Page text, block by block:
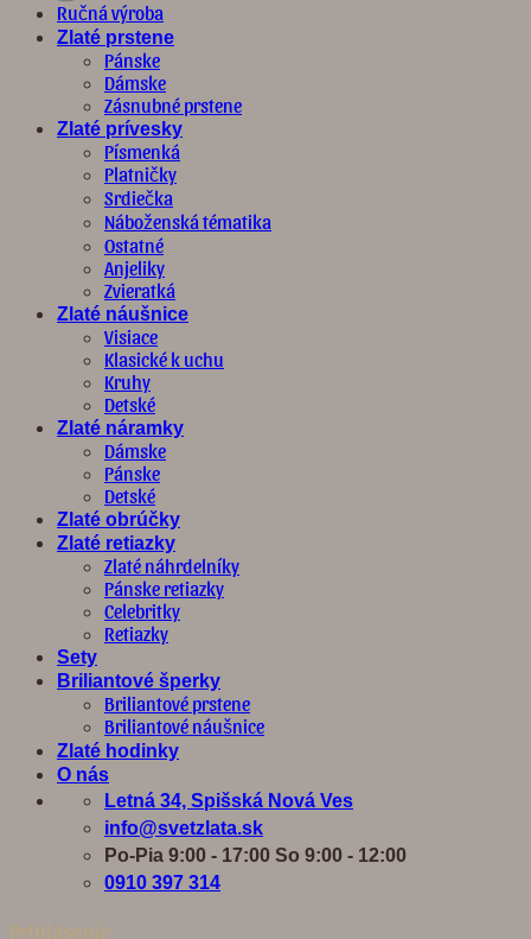
Ručná výroba
Zlaté prstene
Pánske
Dámske
Zásnubné prstene
Zlaté prívesky
Písmenká
Platničky
Srdiečka
Náboženská tématika
Ostatné
Anjeliky
Zvieratká
Zlaté náušnice
Visiace
Klasické k uchu
Kruhy
Detské
Zlaté náramky
Dámske
Pánske
Detské
Zlaté obrúčky
Zlaté retiazky
Zlaté náhrdelníky
Pánske retiazky
Celebritky
Retiazky
Sety
Briliantové šperky
Briliantové prstene
Briliantové náušnice
Zlaté hodinky
O nás
Letná 34, Spišská Nová Ves
info@svetzlata.sk
Po-Pia 9:00 - 17:00 So 9:00 - 12:00
0910 397 314
Prihlásenie